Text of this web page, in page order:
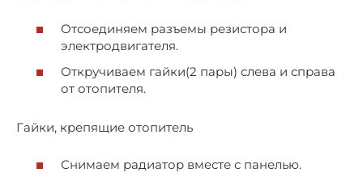
Отсоединяем разъемы резистора и
электродвигателя.
Откручиваем гайки(2 пары) слева и справа
от отопителя.
Гайки, крепящие отопитель
Снимаем радиатор вместе с панелью.